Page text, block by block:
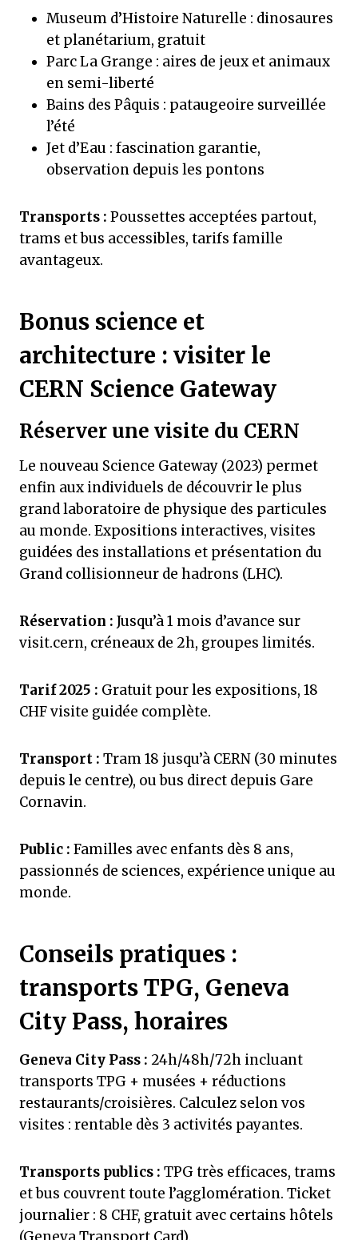
Museum d’Histoire Naturelle : dinosaures
et planétarium, gratuit
Parc La Grange : aires de jeux et animaux
en semi-liberté
Bains des Pâquis : pataugeoire surveillée
l’été
Jet d’Eau : fascination garantie,
observation depuis les pontons
Transports : Poussettes acceptées partout,
trams et bus accessibles, tarifs famille
avantageux.
Bonus science et
architecture : visiter le
CERN Science Gateway
Réserver une visite du CERN
Le nouveau Science Gateway (2023) permet
enfin aux individuels de découvrir le plus
grand laboratoire de physique des particules
au monde. Expositions interactives, visites
guidées des installations et présentation du
Grand collisionneur de hadrons (LHC).
Réservation : Jusqu’à 1 mois d’avance sur
visit.cern, créneaux de 2h, groupes limités.
Tarif 2025 : Gratuit pour les expositions, 18
CHF visite guidée complète.
Transport : Tram 18 jusqu’à CERN (30 minutes
depuis le centre), ou bus direct depuis Gare
Cornavin.
Public : Familles avec enfants dès 8 ans,
passionnés de sciences, expérience unique au
monde.
Conseils pratiques :
transports TPG, Geneva
City Pass, horaires
Geneva City Pass : 24h/48h/72h incluant
transports TPG + musées + réductions
restaurants/croisières. Calculez selon vos
visites : rentable dès 3 activités payantes.
Transports publics : TPG très efficaces, trams
et bus couvrent toute l’agglomération. Ticket
journalier : 8 CHF, gratuit avec certains hôtels